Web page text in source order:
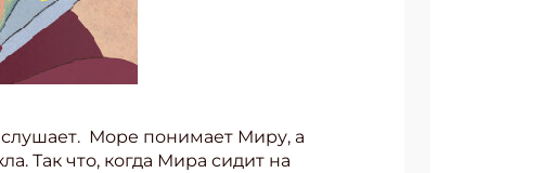
Море понимает Миру, а
Так что, когда Мира сидит на